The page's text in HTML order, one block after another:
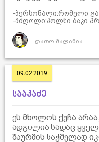
-პერსონალი:რომელი
-მძღოლი:პოლნი ბაკი
დათო მალანია
09.02.2019
სააკაძე
ეს მხოლოს ქუჩა
ადგილია სადაც
შაურმის საჭმელად